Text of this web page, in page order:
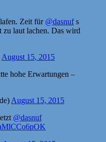
Zeit für @dasnufs
zu laut lachen. Das wird
August 15, 2015
hohe Erwartungen –
August 15, 2015
@dasnuf